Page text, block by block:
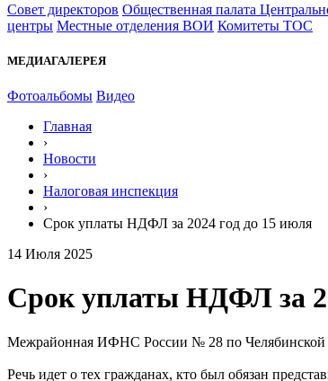
Совет директоров Общественная палата
центры Местные отделения ВОИ Комитеты ТОС
МЕДИАГАЛЕРЕЯ
Фотоальбомы Видео
Главная
›
Новости
›
Налоговая инспекция
›
Срок уплаты НДФЛ за 2024 год до 15 июля
14 Июля 2025
Срок уплаты НДФЛ за
Межрайонная ИФНС России № 28 по Челябинской
Речь идет о тех гражданах, кто был обязан